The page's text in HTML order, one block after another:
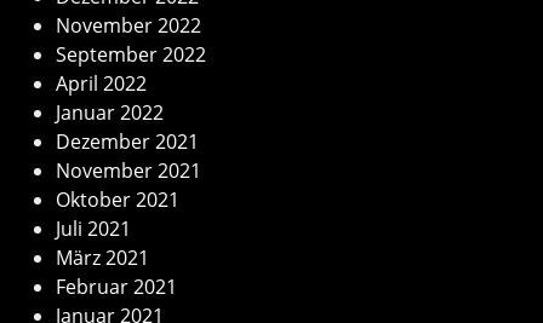
November 2022
September 2022
April 2022
Januar 2022
Dezember 2021
November 2021
Oktober 2021
Juli 2021
März 2021
Februar 2021
Januar 2021